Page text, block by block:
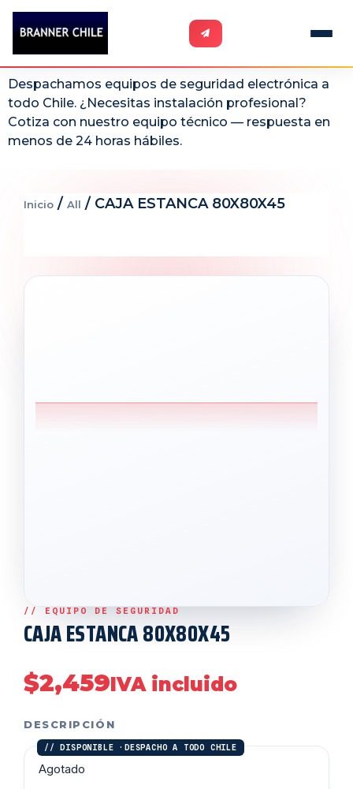
Despachamos equipos de seguridad electrónica a
todo Chile. ¿Necesitas instalación profesional?
Cotiza con nuestro equipo técnico — respuesta en
menos de 24 horas hábiles.
Inicio / All / CAJA ESTANCA 80X80X45
CAJA ESTANCA 80X80X45
$2,459IVA incluido
DESCRIPCIÓN
Agotado